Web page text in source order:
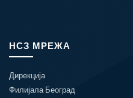
НСЗ МРЕЖА
Дирекција
Филијала Београд